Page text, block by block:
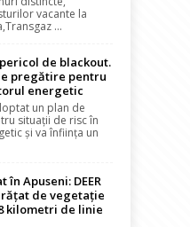
vacante la
...
de blackout.
pregătire pentru
energetic
un plan de
situații de risc în
și va înființa un
în Apuseni: DEER
de vegetație
kilometri de linie